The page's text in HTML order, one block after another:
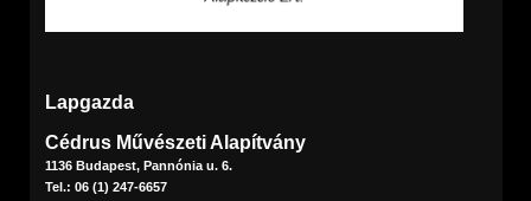
Lapgazda
Cédrus Művészeti Alapítvány
1136 Budapest, Pannónia u. 6.
Tel.: 06 (1) 247-6657